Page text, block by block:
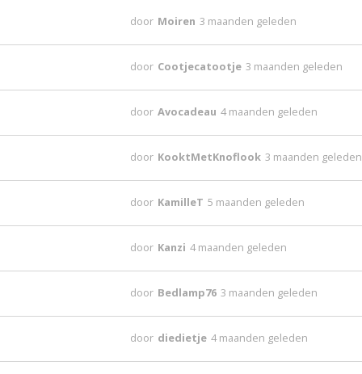
door Moiren 3 maanden geleden
door Cootjecatootje 3 maanden geleden
door Avocadeau 4 maanden geleden
door KooktMetKnoflook 3 maanden geleden
door KamilleT 5 maanden geleden
door Kanzi 4 maanden geleden
door Bedlamp76 3 maanden geleden
door diedietje 4 maanden geleden